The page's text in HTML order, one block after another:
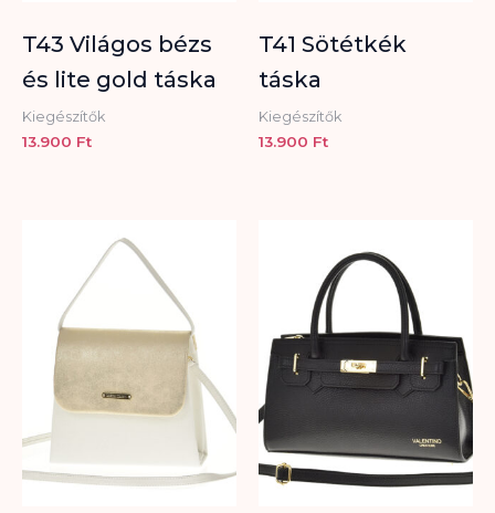
T43 Világos bézs
és lite gold táska
Kiegészítők
13.900 Ft
T41 Sötétkék
táska
Kiegészítők
13.900 Ft